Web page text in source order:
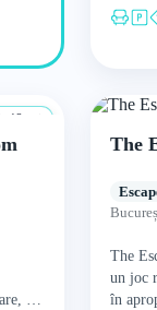
12 ani
4
The
The
un joc
în